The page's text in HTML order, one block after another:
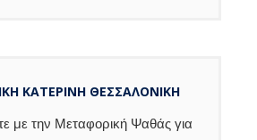
ΚΑΤΕΡΊΝΗ ΘΕΣΣΑΛΟΝΊΚΗ
με την Μεταφορική Ψαθάς για